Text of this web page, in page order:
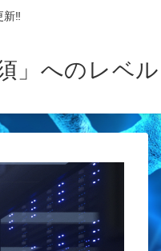
新‼
」へのレベル